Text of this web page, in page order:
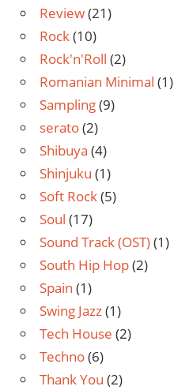
Review(21)
Rock(10)
Rock'n'Roll (2)
Romanian Minimal (1)
Sampling(9)
serato(2)
Shibuya (4)
Shinjuku (1)
Soft Rock(5)
Soul (17)
Sound Track (OST)(1)
South Hip Hop(2)
Spain (1)
Swing Jazz(1)
Tech House (2)
Techno(6)
Thank You (2)